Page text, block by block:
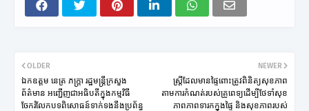
NEWER
ស្រ្តីដែលមានផ្ទៃពោះត្រូវពិនិត្យសុខភាព
តាមការកំណត់របស់គ្រូពេទ្យដើម្បីថែទាំសុខ
ភាពភាពទារកក្នុងផ្ទៃ និងសុខភាពរបស់
OLDER
ឯកឧត្តម នេត្រ ភក្ត្រា រដ្ឋមន្ត្រីក្រសួង
ព័ត៌មាន អញ្ជើញជាអធិបតីក្នុងកម្មវិធី
ចែករំលែកបទពិសោធន៍ទាក់ទងនឹងប្រព័ន្ធ